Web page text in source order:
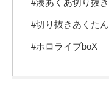
#湊あくあ切り抜き
#切り抜きあくたん
#ホロライブboX